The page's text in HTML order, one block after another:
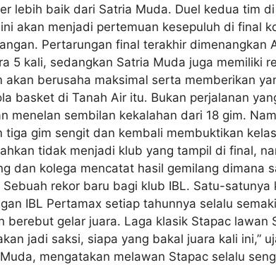
lebih baik dari Satria Muda. Duel kedua tim
akan menjadi pertemuan kesepuluh di final
Pertarungan final terakhir dimenangkan
5 kali, sedangkan Satria Muda juga memiliki
berusaha maksimal serta memberikan
basket di Tanah Air itu. Bukan perjalanan
menelan sembilan kekalahan dari 18 gim.
gim sengit dan kembali membuktikan
tidak menjadi klub yang tampil di final,
dan kolega mencatat hasil gemilang dimana
rekor baru bagi klub IBL. Satu-
IBL Pertamax setiap tahunnya selalu
berebut gelar juara. Laga klasik Stapac
jadi saksi, siapa yang bakal juara kali ini,”
mengatakan melawan Stapac selalu